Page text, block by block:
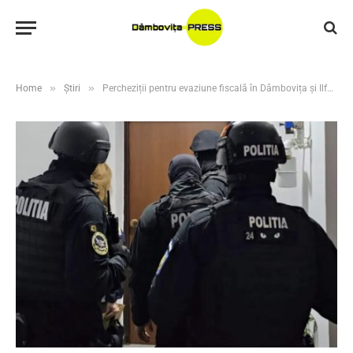
Home » Știri » Percheziții pentru evaziune fiscală în Dâmbovița și Ilfov: Prejudiciu estimat la peste 190.000 de lei